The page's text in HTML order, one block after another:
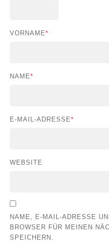
VORNAME*
NAME*
E-MAIL-ADRESSE*
WEBSITE
NAME, E-MAIL-ADRESSE
BROWSER FÜR MEINEN
SPEICHERN.